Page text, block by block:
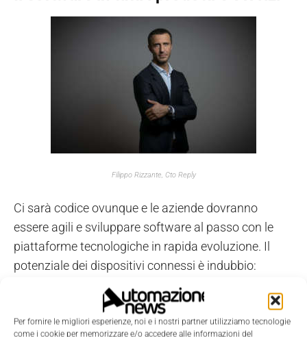
Per fornire le migliori esperienze, noi e i nostri partner utilizziamo tecnologie
come i cookie per memorizzare e/o accedere alle informazioni del
Filippo Rizzante, Cto Reply
Ci sarà codice ovunque e le aziende dovranno
essere agili e sviluppare software al passo con le
piattaforme tecnologiche in rapida evoluzione. Il
potenziale dei dispositivi connessi è indubbio:
dall'IoT e dalla digitalizzazione industriale
all'Internet of Medical Things, dalle connected car ai
prodotti e servizi connessi fino alle smart city.